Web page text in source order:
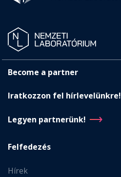
Become a partner
Iratkozzon fel hírlevelünkre!
Legyen partnerünk!
Felfedezés
Hírek